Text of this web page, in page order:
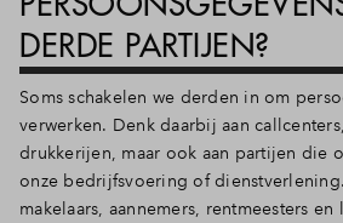
DERDE PARTIJEN?
Soms schakelen we derden in om
verwerken. Denk daarbij aan
drukkerijen, maar ook aan partijen die
onze bedrijfsvoering of
makelaars, aannemers, rentmeesters en